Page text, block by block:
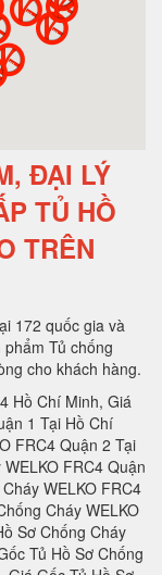
ĐẠI LÝ
TỦ HỒ
TRÊN
172 quốc gia và
Tủ chống
cho khách hàng.
Giá Gốc Tủ Hồ Sơ Chống Cháy WELKO FRC4 Huyện Giồng Trôm Tỉnh Bến Tre, Giá Gốc Tủ Hồ Sơ Chống Cháy WELKO FRC4 Huyện Bình Đại Tỉnh Bến Tre, Giá Gốc Tủ Hồ Sơ Chống Cháy WELKO FRC4 Huyện Ba Tri Tỉnh Bến Tre, Giá Gốc Tủ Hồ Sơ Chống Cháy WELKO FRC4 Huyện Thạnh Phú Tỉnh Bến Tre, Giá Gốc Tủ Hồ Sơ Chống Cháy WELKO FRC4 Huyện Mỏ Cày Bắc Tỉnh Bến Tre, Giá Gốc Tủ Hồ Sơ Chống Cháy WELKO FRC4 Bình Dương, Giá Gốc Tủ Hồ Sơ Chống Cháy WELKO FRC4 Tại Thành phố Thủ Dầu Một Tỉnh Bình Dương, Giá Gốc Tủ Hồ Sơ Chống Cháy WELKO FRC4 Tại Huyện Bàu Bàng Tỉnh Bình Dương, Giá Gốc Tủ Hồ Sơ Chống Cháy WELKO FRC4 Tại Huyện Dầu Tiếng Tỉnh Bình Dương, Giá Gốc Tủ Hồ Sơ Chống Cháy WELKO FRC4 Tại Thị xã Bến Cát Tỉnh Bình Dương, Giá Gốc Tủ Hồ Sơ Chống Cháy WELKO FRC4 Tại Huyện Phú Giáo Tỉnh Bình Dương, Giá Gốc Tủ Hồ Sơ Chống Cháy WELKO FRC4 Tại Thị xã Tân Uyên Tỉnh Bình Dương, Giá Gốc Tủ Hồ Sơ Chống Cháy WELKO FRC4 Tại Thị xã Dĩ An Tỉnh Bình Dương, Giá Gốc Tủ Hồ Sơ Chống Cháy WELKO FRC4 Tại Thị xã Thuận An Tỉnh Bình Dương, Giá Gốc Tủ Hồ Sơ Chống Cháy WELKO FRC4 Tại Huyện Bắc Tân Uyên Tỉnh Bình Dương, Giá Gốc Tủ Hồ Sơ Chống Cháy WELKO FRC4 Bình Định, Giá Gốc Tủ Hồ Sơ Chống Cháy WELKO FRC4 Tại Thành phố Qui Nhơn Tỉnh Bình Định, Giá Gốc Tủ Hồ Sơ Chống Cháy WELKO FRC4 Tại Huyện An Lão Tỉnh Bình Định, Giá Gốc Tủ Hồ Sơ Chống Cháy WELKO FRC4 Tại Huyện Hoài Nhơn Tỉnh Bình Định, Giá Gốc Tủ Hồ Sơ Chống Cháy WELKO FRC4 Tại Huyện Hoài Ân Tỉnh Bình Định, Giá Gốc Tủ Hồ Sơ Chống Cháy WELKO FRC4 Tại Huyện Phù Mỹ Tỉnh Bình Định, Giá Gốc Tủ Hồ Sơ Chống Cháy WELKO FRC4 Tại Huyện Vĩnh Thạnh Tỉnh Bình Định, Giá Gốc Tủ Hồ Sơ Chống Cháy WELKO FRC4 Tại Huyện Tây Sơn Tỉnh Bình Định, Giá Gốc Tủ Hồ Sơ Chống Cháy WELKO FRC4 Tại Huyện Phù Cát Tỉnh Bình Định, Giá Gốc Tủ Hồ Sơ Chống Cháy WELKO FRC4 Tại Thị xã An Nhơn Tỉnh Bình Định, Giá Gốc Tủ Hồ Sơ Chống Cháy WELKO FRC4 Tại Huyện Tuy Phước Tỉnh Bình Định, Giá Gốc Tủ Hồ Sơ Chống Cháy WELKO FRC4 Tại Huyện Vân Canh Tỉnh Bình Định, Giá Gốc Tủ Hồ Sơ Chống Cháy WELKO FRC4 Bình Phước, Giá Gốc Tủ Hồ Sơ Chống Cháy WELKO FRC4 Tại Thị xã Phước Long Tỉnh Bình Phước, Giá Gốc Tủ Hồ Sơ Chống Cháy WELKO FRC4 Tại Thị xã Đồng Xoài Tỉnh Bình Phước, Giá Gốc Tủ Hồ Sơ Chống Cháy WELKO FRC4 Tại Thị xã Bình Long Tỉnh Bình Phước, Giá Gốc Tủ Hồ Sơ Chống Cháy WELKO FRC4 Tại Huyện Bù Gia Mập Tỉnh Bình Phước, Giá Gốc Tủ Hồ Sơ Chống Cháy WELKO FRC4 Tại Huyện Lộc Ninh Tỉnh Bình Phước, Giá Gốc Tủ Hồ Sơ Chống Cháy WELKO FRC4 Tại Huyện Bù Đốp Tỉnh Bình Phước, Giá Gốc Tủ Hồ Sơ Chống Cháy WELKO FRC4 Tại Huyện Hớn Quản Tỉnh Bình Phước , Giá Gốc Tủ Hồ Sơ Chống Cháy WELKO FRC4 Tại Huyện Đồng Phú Tỉnh Bình Phước, Giá Gốc Tủ Hồ Sơ Chống Cháy WELKO FRC4 Tại Huyện Bù Đăng Tỉnh Bình Phước, Giá Gốc Tủ Hồ Sơ Chống Cháy WELKO FRC4 Tại Huyện Chơn Thành Tỉnh Bình Phước, ủ Hồ Sơ Chống Cháy Tại Huyện Phú Riềng Tỉnh Bình Phước, Giá Gốc Tủ Hồ Sơ Chống Cháy WELKO FRC4 Bình